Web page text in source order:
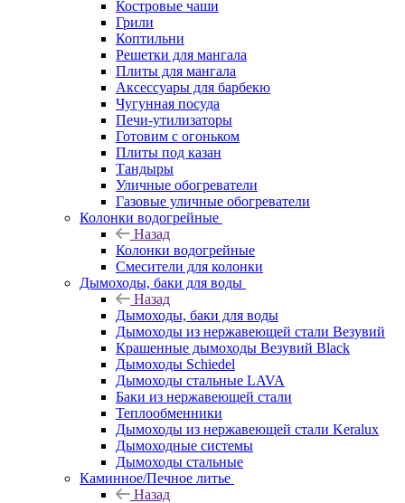
Костровые чаши
Грили
Коптильни
Решетки для мангала
Плиты для мангала
Аксессуары для барбекю
Чугунная посуда
Печи-утилизаторы
Готовим с огоньком
Плиты под казан
Тандыры
Уличные обогреватели
Газовые уличные обогреватели
Колонки водогрейные
Назад
Колонки водогрейные
Смесители для колонки
Дымоходы, баки для воды
Назад
Дымоходы, баки для воды
Дымоходы из нержавеющей стали Везувий
Крашенные дымоходы Везувий Black
Дымоходы Schiedel
Дымоходы стальные LAVA
Баки из нержавеющей стали
Теплообменники
Дымоходы из нержавеющей стали Keralux
Дымоходные системы
Дымоходы стальные
Каминное/Печное литье
Назад